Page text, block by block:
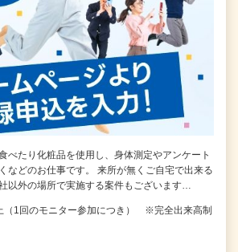
べたり化粧品を使用し、身体測定やアンケート
などのお仕事です。 来所が無くご自宅で出来る
以外の場所で実施する案件もございます…
（1回のモニター参加につき） ※完全出来高制